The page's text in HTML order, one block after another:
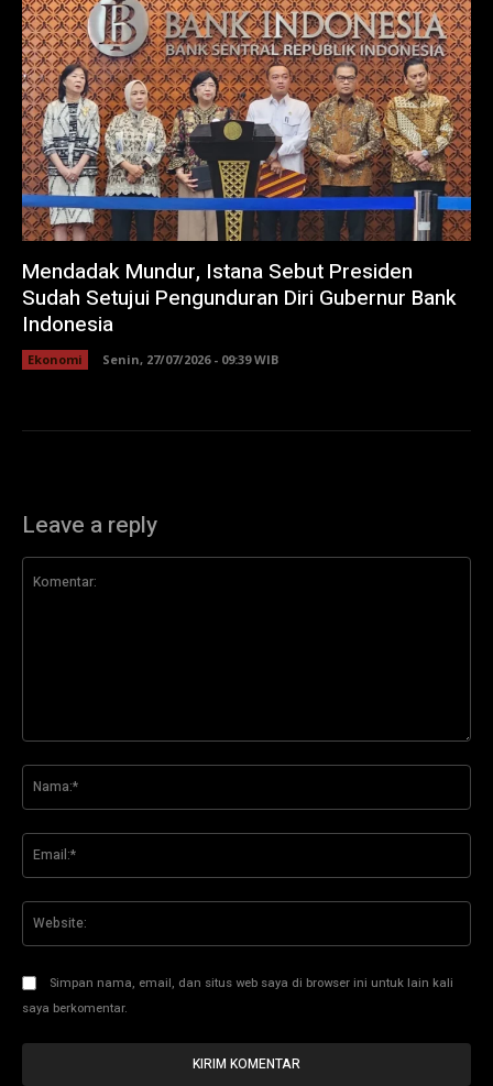
Mendadak Mundur, Istana Sebut Presiden
Sudah Setujui Pengunduran Diri Gubernur Bank
Indonesia
Ekonomi Senin, 27/07/2026 - 09:39 WIB
Leave a reply
Simpan nama, email, dan situs web saya di browser ini untuk lain kali
saya berkomentar.